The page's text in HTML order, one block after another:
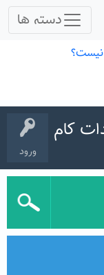
ورود
کام